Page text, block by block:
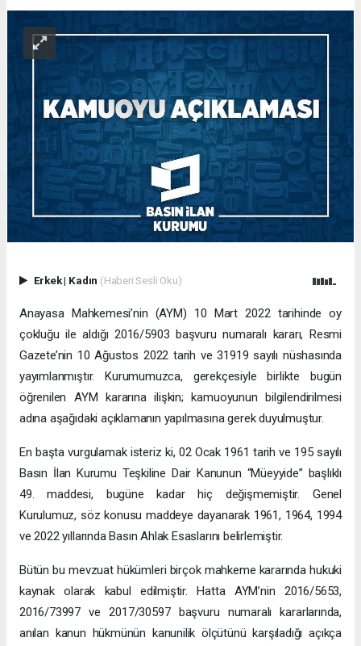
Erkek| Kadın (Haberi Sesli Oku)
Anayasa Mahkemesi’nin (AYM) 10 Mart 2022 tarihinde oy
çokluğu ile aldığı 2016/5903 başvuru numaralı kararı, Resmi
Gazete’nin 10 Ağustos 2022 tarih ve 31919 sayılı nüshasında
yayımlanmıştır. Kurumumuzca, gerekçesiyle birlikte bugün
öğrenilen AYM kararına ilişkin; kamuoyunun bilgilendirilmesi
adına aşağıdaki açıklamanın yapılmasına gerek duyulmuştur.
En başta vurgulamak isteriz ki, 02 Ocak 1961 tarih ve 195 sayılı
Basın İlan Kurumu Teşkiline Dair Kanunun “Müeyyide” başlıklı
49. maddesi, bugüne kadar hiç değişmemiştir. Genel
Kurulumuz, söz konusu maddeye dayanarak 1961, 1964, 1994
ve 2022 yıllarında Basın Ahlak Esaslarını belirlemiştir.
Bütün bu mevzuat hükümleri birçok mahkeme kararında hukuki
kaynak olarak kabul edilmiştir. Hatta AYM’nin 2016/5653,
2016/73997 ve 2017/30597 başvuru numaralı kararlarında,
anılan kanun hükmünün kanunilik ölçütünü karşıladığı açıkça